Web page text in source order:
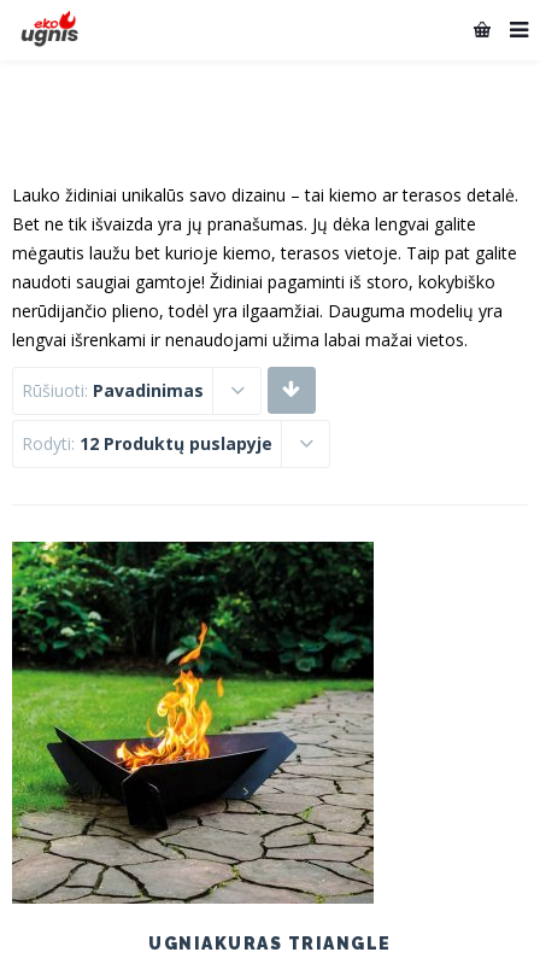
Lauko židiniai unikalūs savo dizainu – tai kiemo ar terasos detalė.
Bet ne tik išvaizda yra jų pranašumas. Jų dėka lengvai galite
mėgautis laužu bet kurioje kiemo, terasos vietoje. Taip pat galite
naudoti saugiai gamtoje! Židiniai pagaminti iš storo, kokybiško
nerūdijančio plieno, todėl yra ilgaamžiai. Dauguma modelių yra
lengvai išrenkami ir nenaudojami užima labai mažai vietos.
Rūšiuoti: Pavadinimas
Rodyti: 12 Produktų puslapyje
UGNIAKURAS TRIANGLE